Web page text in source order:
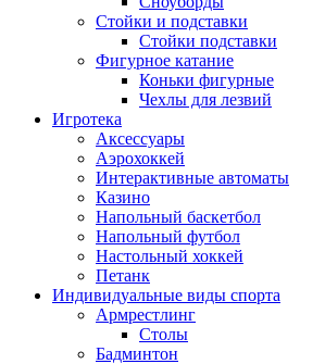
Стойки и подставки
Cтойки подставки
Фигурное катание
Коньки фигурные
Чехлы для лезвий
Игротека
Аксессуары
Аэрохоккей
Интерактивные автоматы
Казино
Напольный баскетбол
Напольный футбол
Настольный хоккей
Петанк
Индивидуальные виды спорта
Армрестлинг
Столы
Бадминтон